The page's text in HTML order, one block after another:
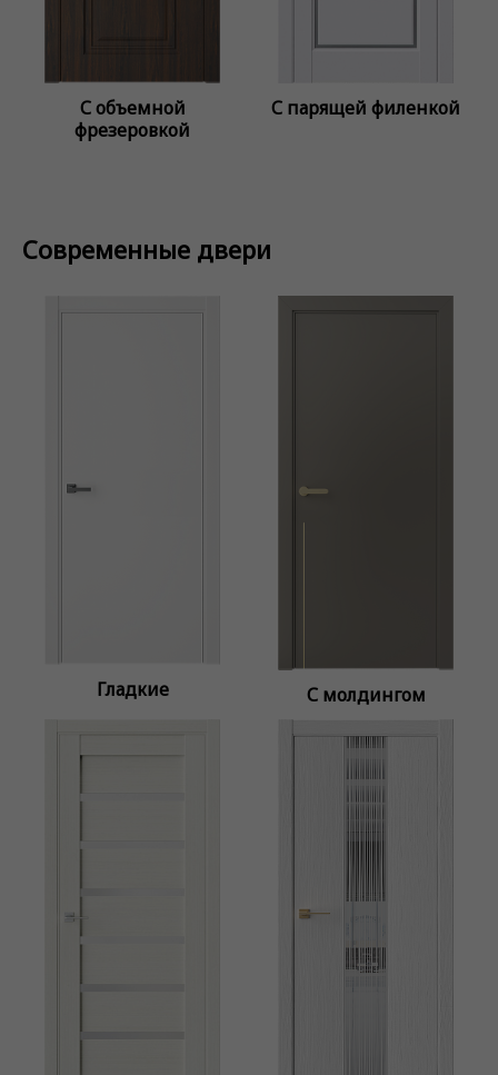
С объемной
фрезеровкой
С парящей филенкой
Современные двери
Гладкие С молдингом